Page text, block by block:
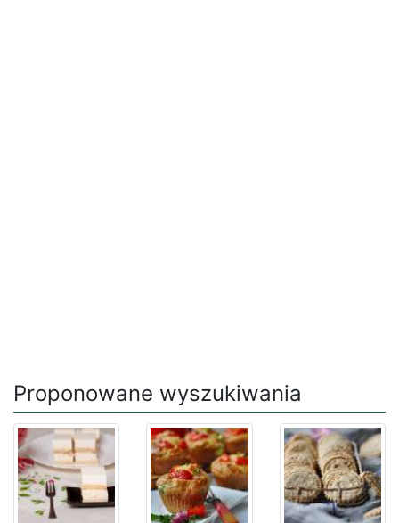
Proponowane wyszukiwania